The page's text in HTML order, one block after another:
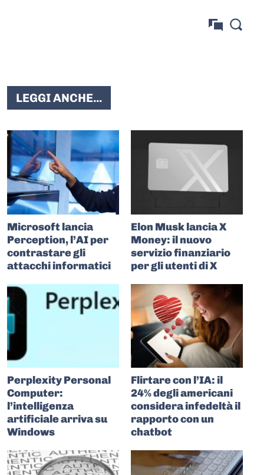
LEGGI ANCHE...
Microsoft lancia
Perception, l’AI per
contrastare gli
attacchi informatici
Elon Musk lancia X
Money: il nuovo
servizio finanziario
per gli utenti di X
Perplexity Personal
Computer:
l’intelligenza
artificiale arriva su
Windows
Flirtare con l’IA: il
24% degli americani
considera infedeltà il
rapporto con un
chatbot